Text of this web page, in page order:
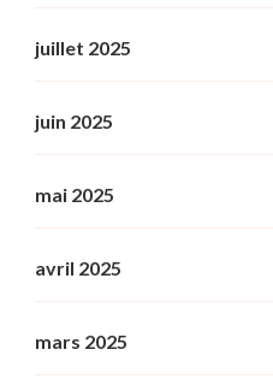
juillet 2025
juin 2025
mai 2025
avril 2025
mars 2025